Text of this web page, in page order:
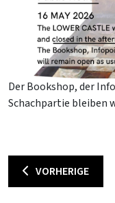
Der Bookshop, der
Schachpartie bleiben
VORHERIGE